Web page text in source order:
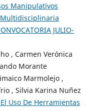
Manipulativos
JULIO-
, Carmen Verónica
Morante
Marmolejo ,
, Silvia Karina Nuñez
Uso De Herramientas